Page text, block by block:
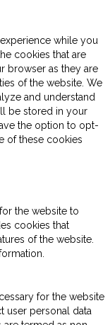
while you
cookies that are
browser as they are
of the website. We
and understand
be stored in your
the option to opt-
of these cookies
the website to
cookies that
of the website.
for the website
user personal data